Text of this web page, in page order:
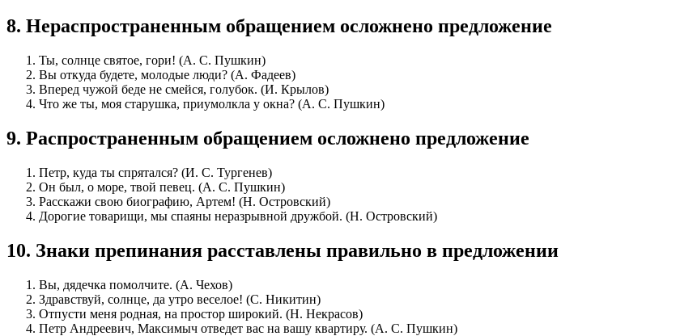
8. Нераспространенным обращением осложнено предложение
Ты, солнце святое, гори! (А. С. Пушкин)
Вы откуда будете, молодые люди? (А. Фадеев)
Вперед чужой беде не смейся, голубок. (И. Крылов)
Что же ты, моя старушка, приумолкла у окна? (А. С. Пушкин)
9. Распространенным обращением осложнено предложение
Петр, куда ты спрятался? (И. С. Тургенев)
Он был, о море, твой певец. (А. С. Пушкин)
Расскажи свою биографию, Артем! (Н. Островский)
Дорогие товарищи, мы спаяны неразрывной дружбой. (Н. Островский)
10. Знаки препинания расставлены правильно в предложении
Вы, дядечка помолчите. (А. Чехов)
Здравствуй, солнце, да утро веселое! (С. Никитин)
Отпусти меня родная, на простор широкий. (Н. Некрасов)
Петр Андреевич, Максимыч отведет вас на вашу квартиру. (А. С. Пушкин)